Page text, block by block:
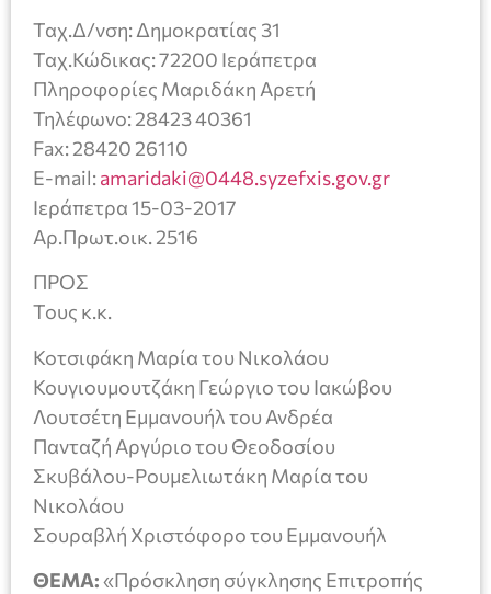
Ταχ.Δ/νση: Δημοκρατίας 31
Ταχ.Κώδικας: 72200 Ιεράπετρα
Πληροφορίες Μαριδάκη Αρετή
Τηλέφωνο: 28423 40361
Fax: 28420 26110
E-mail:amaridaki@0448.syzefxis.gov.gr
Ιεράπετρα 15-03-2017
Αρ.Πρωτ.οικ. 2516
ΠΡΟΣ
Τους κ.κ.
Κοτσιφάκη Μαρία του Νικολάου
Κουγιουμουτζάκη Γεώργιο του Ιακώβου
Λουτσέτη Εμμανουήλ του Ανδρέα
Πανταζή Αργύριο του Θεοδοσίου
Σκυβάλου-Ρουμελιωτάκη Μαρία του
Νικoλάου
Σουραβλή Χριστόφορο του Εμμανουήλ
ΘΕΜΑ:«Πρόσκληση σύγκλησης Επιτροπής